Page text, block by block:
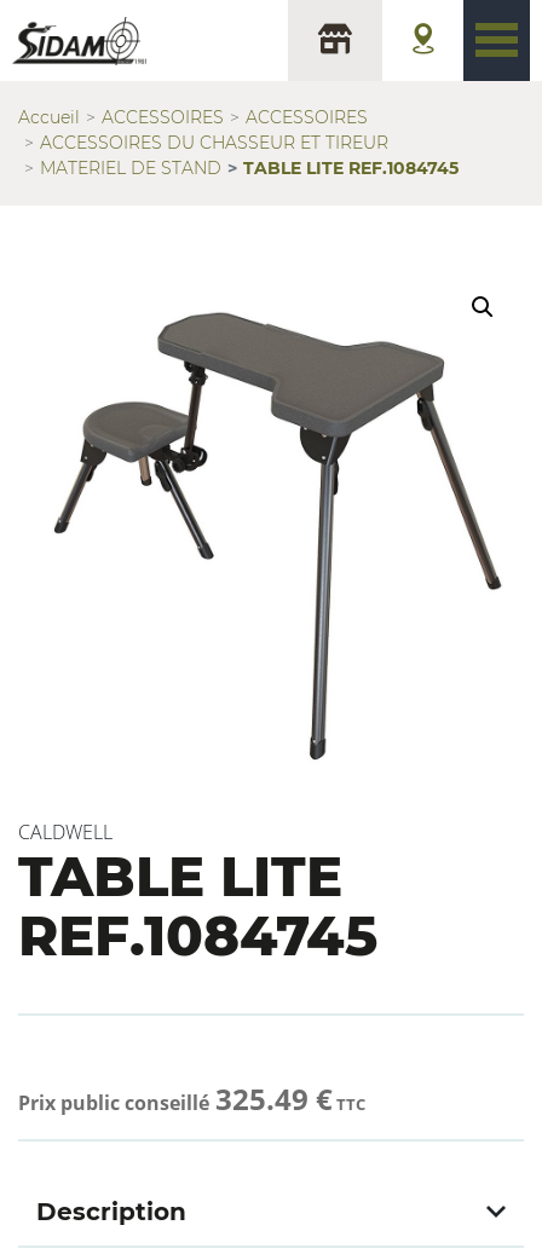
Accueil ACCESSOIRES
ACCESSOIRES
ACCESSOIRES DU CHASSEUR ET TIREUR
MATERIEL DE STAND
TABLE LITE REF.1084745
CALDWELL
TABLE LITE
REF.1084745
Prix public conseillé 325.49 €TTC
Description